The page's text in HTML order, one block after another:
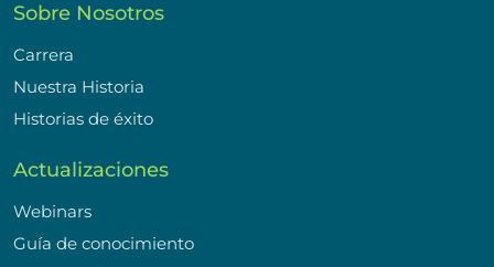
Sobre Nosotros
Carrera
Nuestra Historia
Historias de éxito
Actualizaciones
Webinars
Guía de conocimiento